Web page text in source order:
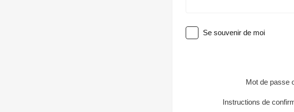
Se souvenir de moi
Mot de passe
Instructions de